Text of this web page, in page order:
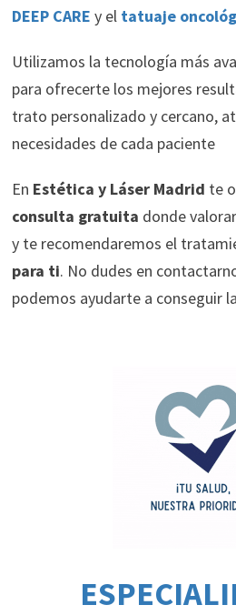
DEEP CARE y el tatuaje
Utilizamos la tecnología más
para ofrecerte los mejores
trato personalizado y cercano,
necesidades de cada paciente
En Estética y Láser Madrid te
consulta gratuita donde
y te recomendaremos el
para ti. No dudes en
podemos ayudarte a conseguir